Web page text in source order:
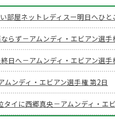
部屋ネットレディスー明日へひと
らず－アムンディ・エビアン選手
日へ－アムンディ・エビアン選手
ムンディ・エビアン選手権 第2日
イに西郷真央－アムンディ・エ